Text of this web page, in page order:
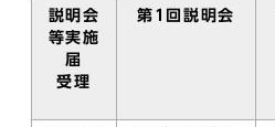
説明会
等実施
届
受理
第1回説明会